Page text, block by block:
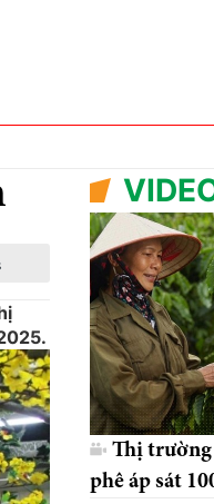
Không hợp thức hóa diện
Thị trường
phê áp sát